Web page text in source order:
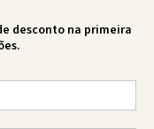
desconto na primeira